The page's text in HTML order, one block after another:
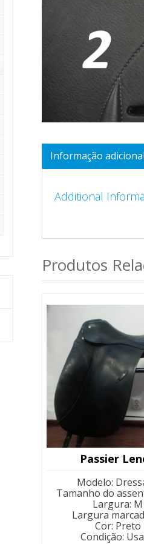
Informação adicional
Additional
Produtos
Passier
Modelo:
Tamanho do
Largura: M
Largura
Cor: Preto
Condição: